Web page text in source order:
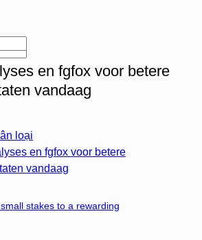
en fgfox voor betere
vandaag
loại
en fgfox voor betere
vandaag
stakes to a rewarding